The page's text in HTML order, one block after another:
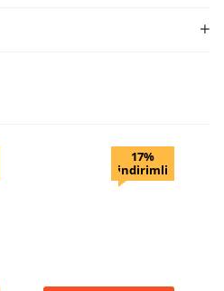
17%
indirimli